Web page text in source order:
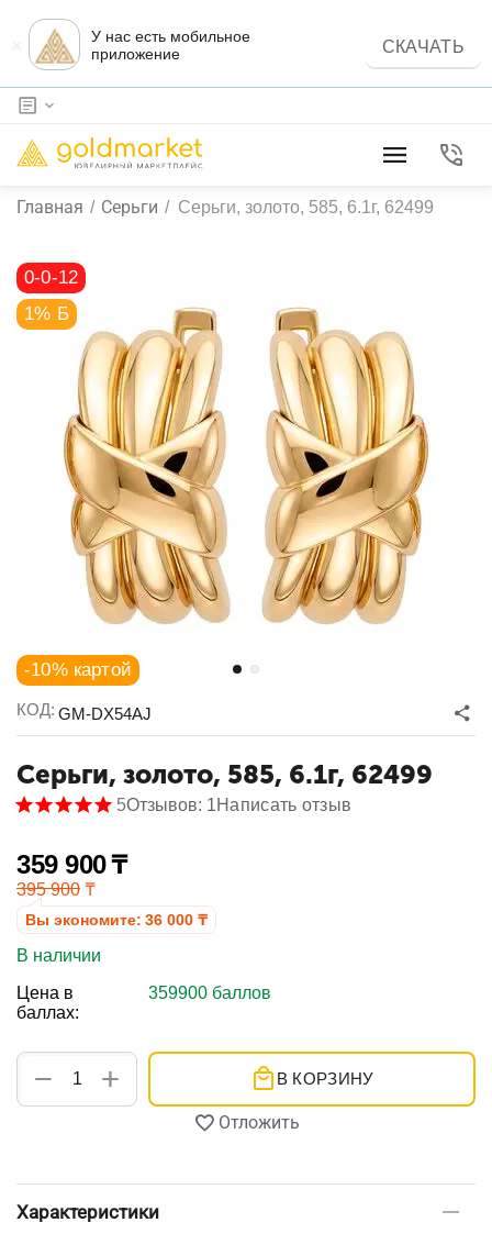
У нас есть мобильное
приложение
СКАЧАТЬ
Главная / Серьги / Серьги, золото, 585, 6.1г, 62499
0-0-12
1% Б
-10% картой
КОД: GM-DX54AJ
Серьги, золото, 585, 6.1г, 62499
5Отзывов: 1Написать отзыв
359 900₸
395 900 ₸
Вы экономите: 36 000 ₸
В наличии
Цена в
баллах:
359900 баллов
+
− В КОРЗИНУ
Отложить
Характеристики